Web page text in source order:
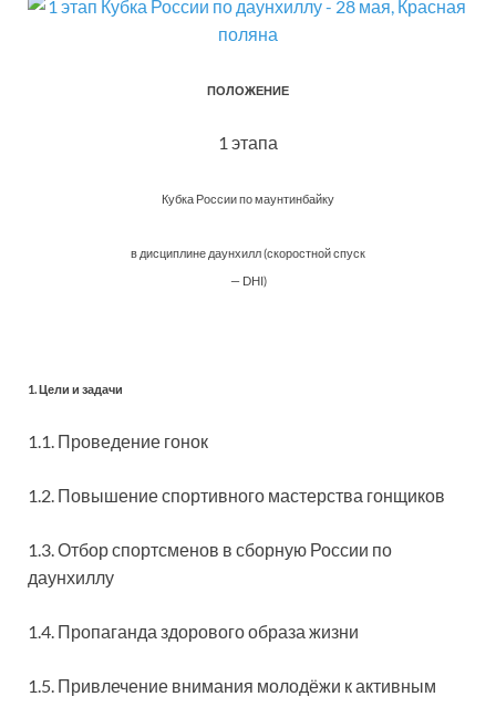
ПОЛОЖЕНИЕ
1 этапа
Кубка России по маунтинбайку
в дисциплине даунхилл (скоростной спуск
— DHI)
1. Цели и задачи
1.1. Проведение гонок
1.2. Повышение спортивного мастерства гонщиков
1.3. Отбор спортсменов в сборную России по
даунхиллу
1.4. Пропаганда здорового образа жизни
1.5. Привлечение внимания молодёжи к активным